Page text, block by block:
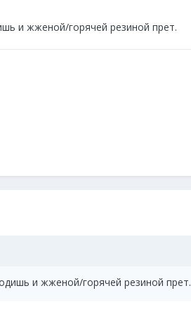
и жженой/горячей резиной прет.
и жженой/горячей резиной прет.